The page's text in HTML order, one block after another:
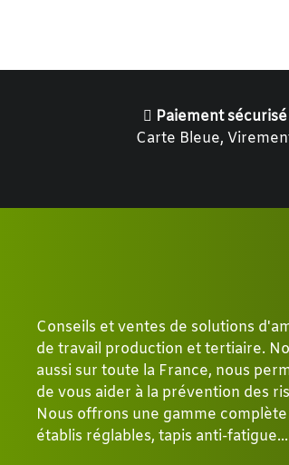
Paiement sécurisé
Carte Bleue,
Conseils et ventes de solutions
de travail production et tertiaire.
aussi sur toute la France, nous
de vous aider à la prévention des
Nous offrons une gamme
établis réglables, tapis anti-fatigue...